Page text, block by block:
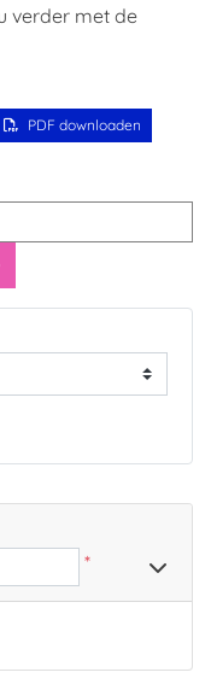
verder met de
PDF downloaden
*